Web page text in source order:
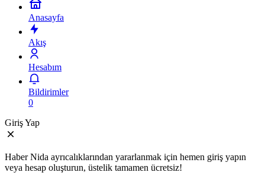
Anasayfa
Akış
Hesabım
Bildirimler
0
Giriş Yap
Haber Nida ayrıcalıklarından yararlanmak için hemen giriş yapın
veya hesap oluşturun, üstelik tamamen ücretsiz!